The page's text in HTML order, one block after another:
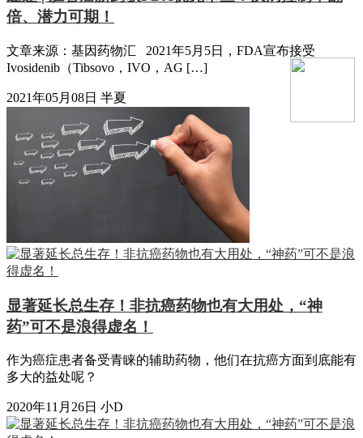
倍、潜力可期！
文章来源：基因药物汇 2021年5月5日，FDA宣布接受
Ivosidenib（Tibsovo，IVO，AG […]
2021年05月08日 半夏
显著延长总生存！非抗癌药物也有大用处，“神
药”可不是浪得虚名！
作为癌症患者备受青睐的辅助药物，他们在抗癌方面到底能有
多大的益处呢？
2020年11月26日 小D